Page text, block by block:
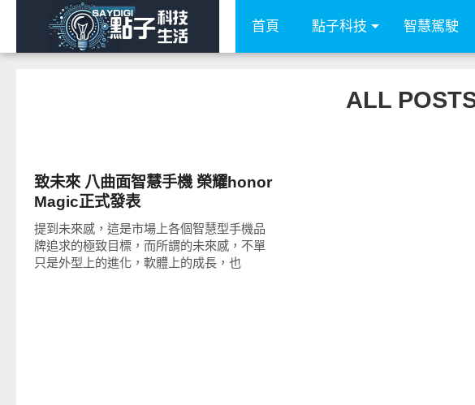
首頁 點子科技 智慧駕駛
ALL
致未來 八曲面智慧手機 榮耀honor
Magic正式發表
提到未來感，這是市場上各個智慧型手機品
牌追求的極致目標，而所謂的未來感，不單
只是外型上的進化，軟體上的成長，也